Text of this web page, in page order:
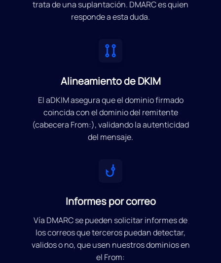
trata de una suplantación. DMARC es quien
responde a esta duda.
Alineamiento de DKIM
El aDKIM asegura que el dominio firmado
coincida con el dominio del remitente
(cabecera From:), validando la autenticidad
del mensaje.
Informes por correo
Vía DMARC se pueden solicitar informes de
los correos que terceros puedan detectar,
validos o no, que usen nuestros dominios en
el From: